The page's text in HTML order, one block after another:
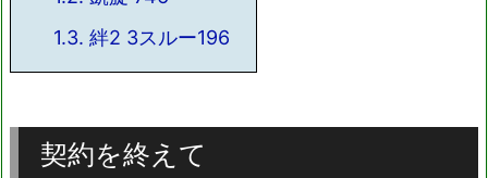
1.3. 絆2 3スルー196
契約を終えて